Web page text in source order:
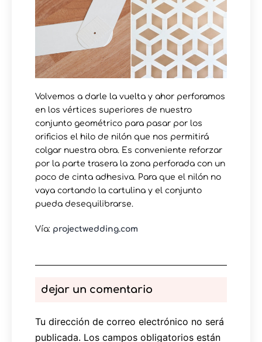
Volvemos a darle la vuelta y ahor perforamos
en los vértices superiores de nuestro
conjunto geométrico para pasar por los
orificios el hilo de nilón que nos permitirá
colgar nuestra obra. Es conveniente reforzar
por la parte trasera la zona perforada con un
poco de cinta adhesiva. Para que el nilón no
vaya cortando la cartulina y el conjunto
pueda desequilibrarse.
Vía: projectwedding.com
dejar un comentario
Tu dirección de correo electrónico no será
publicada. Los campos obligatorios están